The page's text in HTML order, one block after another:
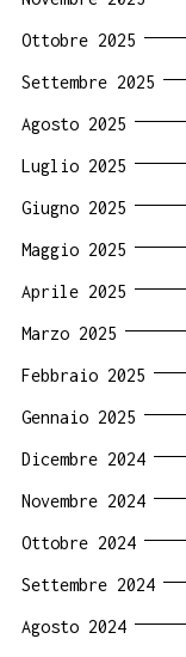
Ottobre 2025
Settembre 2025
Agosto 2025
Luglio 2025
Giugno 2025
Maggio 2025
Aprile 2025
Marzo 2025
Febbraio 2025
Gennaio 2025
Dicembre 2024
Novembre 2024
Ottobre 2024
Settembre 2024
Agosto 2024